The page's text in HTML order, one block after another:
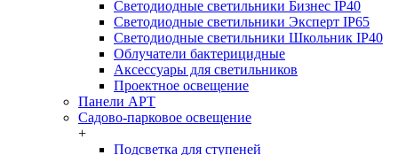
Светодиодные светильники Бизнес IP40
Светодиодные светильники Эксперт IP65
Светодиодные светильники Школьник IP40
Облучатели бактерицидные
Аксессуары для светильников
Проектное освещение
Панели АРТ
Садово-парковое освещение
+
Подсветка для ступеней